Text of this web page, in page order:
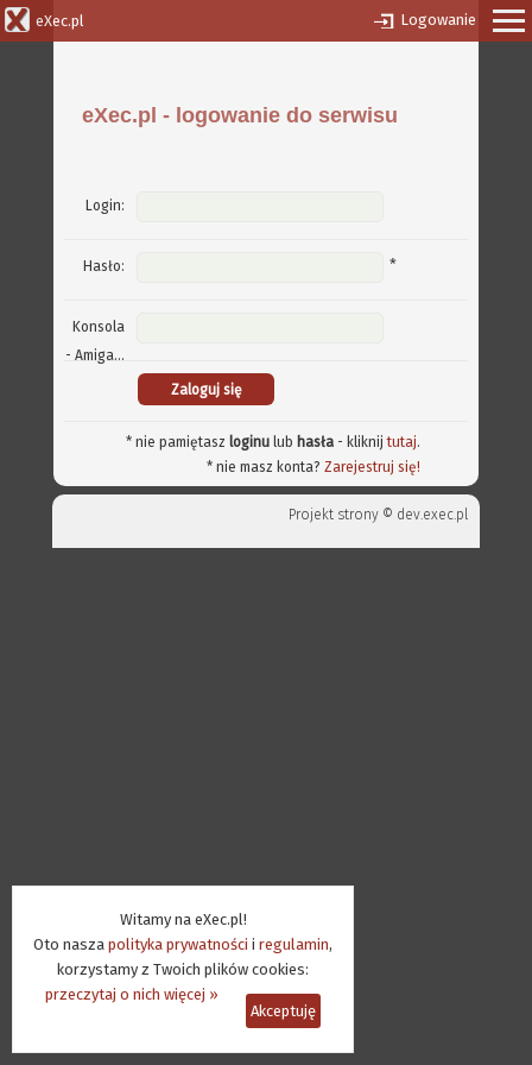
Witamy na eXec.pl!
Oto nasza polityka prywatności i regulamin,
korzystamy z Twoich plików cookies:
przeczytaj o nich więcej »
Akceptuję
eXec.pl Logowanie
eXec.pl - logowanie do serwisu
Login:
Hasło: *
Konsola
- Amiga...
* nie pamiętasz loginu lub hasła - kliknijtutaj.
* nie masz konta? Zarejestruj się!
Projekt strony © dev.exec.pl